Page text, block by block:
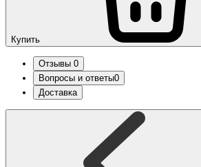
Купить
Отзывы 0
Вопросы и ответы0
Доставка